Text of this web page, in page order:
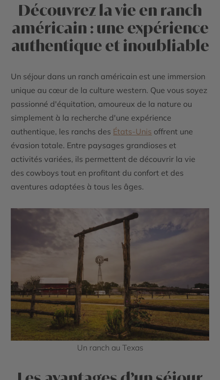
Découvrez la vie en ranch
américain : une expérience
authentique et inoubliable
Un séjour dans un ranch américain est une immersion
unique au cœur de la culture western. Que vous soyez
passionné d'équitation, amoureux de la nature ou
simplement à la recherche d'une expérience
authentique, les ranchs des États-Unis offrent une
évasion totale. Entre paysages grandioses et
activités variées, ils permettent de découvrir la vie
des cowboys tout en profitant du confort et des
aventures adaptées à tous les âges.
Un ranch au Texas